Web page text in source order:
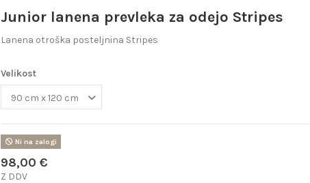
Junior lanena prevleka za odejo Stripes
Lanena otroška posteljnina Stripes
Velikost
Ni na zalogi
98,00 €
Z DDV